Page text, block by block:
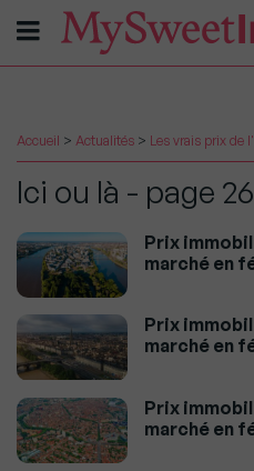
Accueil > Actualités > Les vrais prix de
Ici ou là - page 26
Prix
marché en
Prix
marché en
Prix
marché en